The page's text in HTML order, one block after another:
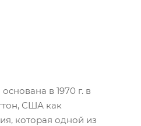
в 1970 г. в
США как
которая одной из